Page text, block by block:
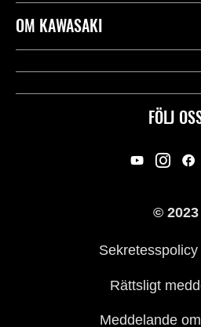
FÖLJ
Kontakta oss
Användbara länkar
Rättsligt & Sekretess
OM KAWASAKI
Företag
© 2023
Rättsligt
Meddelande